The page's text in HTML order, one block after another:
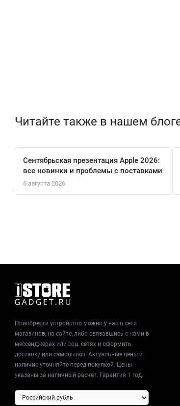
Читайте также в нашем
Сентябрьская презентация Apple 2026:
все новинки и проблемы с поставками
6 августа 2026
Приобрести устройство можно у нас в сети
магазинов, на сайте, либо связавшись с нами в
мессенджерах или соц. сетях и оформить
доставку или самовывоз! Актуальные цены и
наличие уточняйте перед покупкой. Цены
указаны за наличный расчет. Гарантия 1 год.